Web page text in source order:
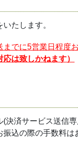
たします。
でに5営業日程度
は致しかねます）
(決済サービス送信
振込の際の手数料